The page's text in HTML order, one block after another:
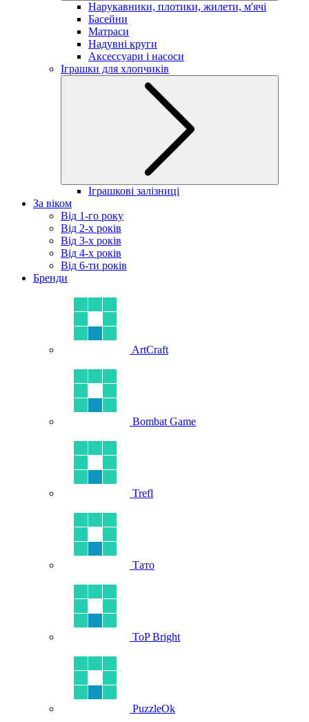
Нарукавники, плотики, жилети, м'ячі
Басейни
Матраси
Надувні круги
Аксессуари і насоси
Іграшки для хлопчиків
Іграшкові залізниці
За віком
Від 1-го року
Від 2-х років
Від 3-х років
Від 4-х років
Від 6-ти років
Бренди
ArtCraft
Bombat Game
Trefl
Тато
ToP Bright
PuzzleOk